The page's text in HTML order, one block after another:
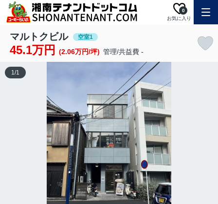
お気に入り
0
マルトクビル 空室1
45.1万円 (2.06万円/坪) 管理/共益費 -
1/1